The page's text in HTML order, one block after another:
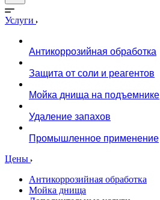
Услуги
Антикоррозийная обработка
Защита от соли и реагентов
Мойка днища на подъемнике
Удаление запахов
Промышленное применение
Цены
Антикоррозийная обработка
Мойка днища